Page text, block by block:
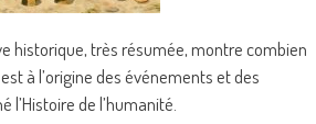
historique, très résumée, montre combien
à l’origine des événements et des
de l’humanité.